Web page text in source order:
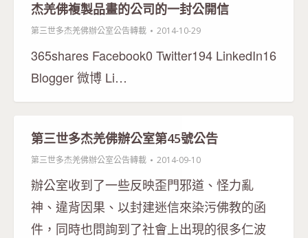
杰羌佛複製品畫的公司的一封公開信
第三世多杰羌佛辦公室公告轉載 2014-10-29
365shares Facebook0 Twitter194 LinkedIn16
Blogger 微博 Li…
第三世多杰羌佛辦公室第45號公告
第三世多杰羌佛辦公室公告轉載 2014-09-10
辦公室收到了一些反映歪門邪道、怪力亂
神、違背因果、以封建迷信來染污佛教的函
件，同時也問詢到了社會上出現的很多仁波